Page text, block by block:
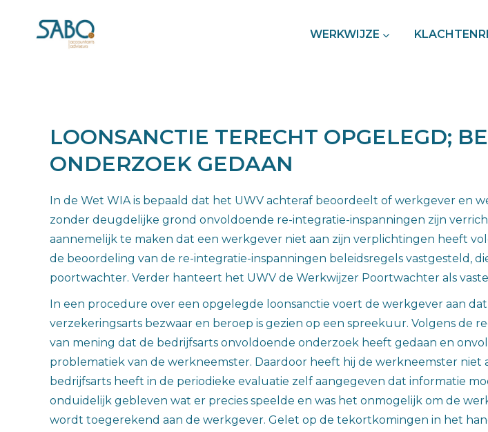
WERKWIJZE
LOONSANCTIE TERECHT OPGELEGD;
ONDERZOEK GEDAAN
In de Wet WIA is bepaald dat het UWV achteraf beoordeelt of werkgever en
zonder deugdelijke grond onvoldoende re-integratie-inspanningen zijn
aannemelijk te maken dat een werkgever niet aan zijn verplichtingen heeft
de beoordeling van de re-integratie-inspanningen beleidsregels vastgesteld,
poortwachter. Verder hanteert het UWV de Werkwijzer Poortwachter als
In een procedure over een opgelegde loonsanctie voert de werkgever aan
verzekeringsarts bezwaar en beroep is gezien op een spreekuur. Volgens de
van mening dat de bedrijfsarts onvoldoende onderzoek heeft gedaan en
problematiek van de werkneemster. Daardoor heeft hij de werkneemster
bedrijfsarts heeft in de periodieke evaluatie zelf aangegeven dat informatie
onduidelijk gebleven wat er precies speelde en was het onmogelijk om de
wordt toegerekend aan de werkgever. Gelet op de tekortkomingen in het